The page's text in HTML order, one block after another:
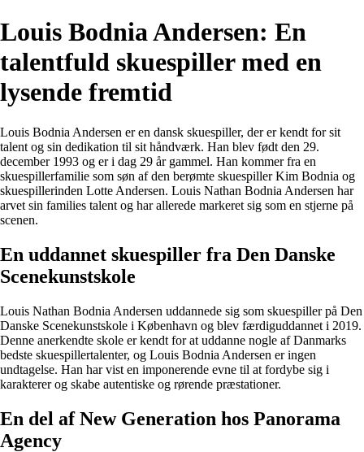
Louis Bodnia Andersen: En
talentfuld skuespiller med en
lysende fremtid
Louis Bodnia Andersen er en dansk skuespiller, der er kendt for sit
talent og sin dedikation til sit håndværk. Han blev født den 29.
december 1993 og er i dag 29 år gammel. Han kommer fra en
skuespillerfamilie som søn af den berømte skuespiller Kim Bodnia og
skuespillerinden Lotte Andersen. Louis Nathan Bodnia Andersen har
arvet sin families talent og har allerede markeret sig som en stjerne på
scenen.
En uddannet skuespiller fra Den Danske
Scenekunstskole
Louis Nathan Bodnia Andersen uddannede sig som skuespiller på Den
Danske Scenekunstskole i København og blev færdiguddannet i 2019.
Denne anerkendte skole er kendt for at uddanne nogle af Danmarks
bedste skuespillertalenter, og Louis Bodnia Andersen er ingen
undtagelse. Han har vist en imponerende evne til at fordybe sig i
karakterer og skabe autentiske og rørende præstationer.
En del af New Generation hos Panorama
Agency